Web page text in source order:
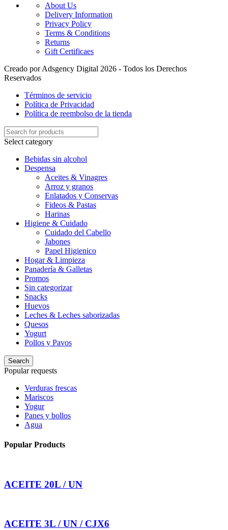
About Us
Delivery Information
Privacy Policy
Terms & Conditions
Returns
Gift Certificaes
Creado por Adsgency Digital 2026 - Todos los Derechos
Reservados
Términos de servicio
Política de Privacidad
Política de reembolso de la tienda
Select category
Bebidas sin alcohol
Despensa
Aceites & Vinagres
Arroz y granos
Enlatados y Conservas
Fideos & Pastas
Harinas
Higiene & Cuidado
Cuidado del Cabello
Jabones
Papel Higienico
Hogar & Limpieza
Panadería & Galletas
Promos
Sin categorizar
Snacks
Huevos
Leches & Leches saborizadas
Quesos
Yogurt
Pollos y Pavos
Search
Popular requests
Verduras frescas
Mariscos
Yogur
Panes y bollos
Agua
Popular Products
ACEITE 20L / UN
ACEITE 3L / UN / CJX6